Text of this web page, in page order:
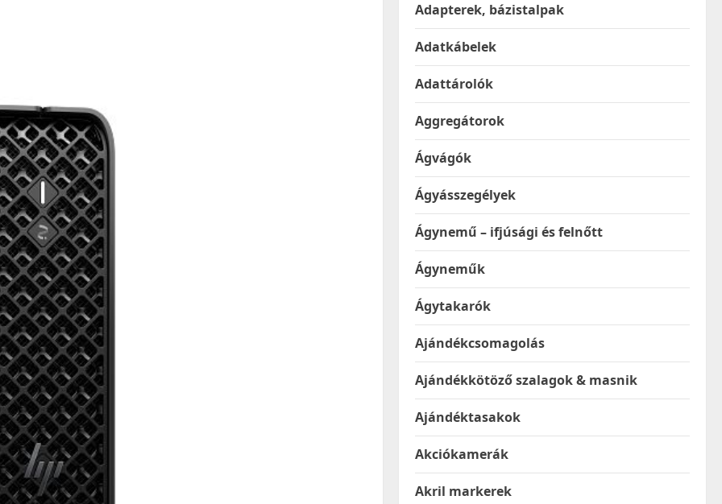
Adapterek, bázistalpak
Adatkábelek
Adattárolók
Aggregátorok
Ágvágók
Ágyásszegélyek
Ágynemű – ifjúsági és felnőtt
Ágyneműk
Ágytakarók
Ajándékcsomagolás
Ajándékkötöző szalagok & masnik
Ajándéktasakok
Akciókamerák
Akril markerek